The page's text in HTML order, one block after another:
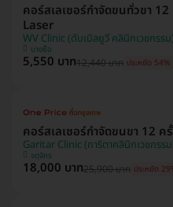
คอร์สเลเซอร์กำจัดขนทั่วขา
Laser
WV Clinic (ดับเบิลยูวี คลินิกเวชกรรม)
บางซื่อ
5,550 บาท12,440 บาท ประหยัด 54%
คอร์สเลเซอร์กำจัดขนขา 12 ค
Garitar Clinic (การิตาคลินิกเวชกรร
จตุจักร
18,000 บาท25,900 บาท ประหยัด